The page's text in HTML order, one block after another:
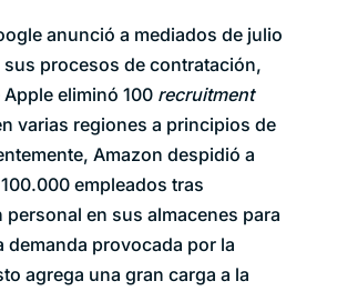
anunció a mediados de julio
sus procesos de contratación,
eliminó 100 recruitment
varias regiones a principios de
Amazon despidió a
empleados tras
personal en sus almacenes para
demanda provocada por la
agrega una gran carga a la